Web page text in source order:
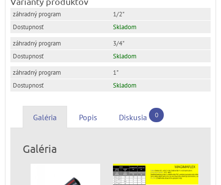
1/2"
Skladom
3/4"
Skladom
1"
Skladom
Galéria Popis Diskusia 0
Galéria